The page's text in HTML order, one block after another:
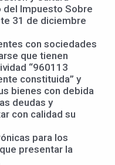
del Impuesto Sobre
31 de diciembre
con sociedades
que tienen
“960113
constituida” y
bienes con debida
deudas y
con calidad su
para los
presentar la